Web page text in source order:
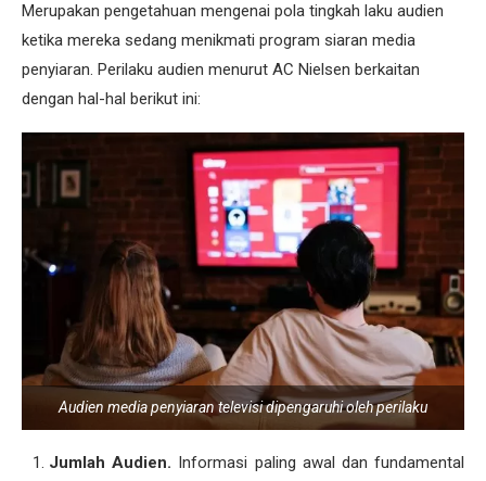
Merupakan pengetahuan mengenai pola tingkah laku audien
ketika mereka sedang menikmati program siaran media
penyiaran. Perilaku audien menurut AC Nielsen berkaitan
dengan hal-hal berikut ini:
Audien media penyiaran televisi dipengaruhi oleh perilaku
Jumlah Audien. Informasi paling awal dan fundamental